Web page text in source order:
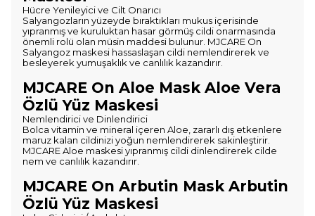
Hücre Yenileyici ve Cilt Onarıcı
Salyangozların yüzeyde bıraktıkları mukus içerisinde
yıpranmış ve kuruluktan hasar görmüş cildi onarmasında
önemli rolü olan müsin maddesi bulunur. MJCARE On
Salyangoz maskesi hassaslaşan cildi nemlendirerek ve
besleyerek yumuşaklık ve canlılık kazandırır.
MJCARE On Aloe Mask Aloe Vera
Özlü Yüz Maskesi
Nemlendirici ve Dinlendirici
Bolca vitamin ve mineral içeren Aloe, zararlı dış etkenlere
maruz kalan cildinizi yoğun nemlendirerek sakinleştirir.
MJCARE Aloe maskesi yıpranmış cildi dinlendirerek cilde
nem ve canlılık kazandırır.
MJCARE On Arbutin Mask Arbutin
Özlü Yüz Maskesi